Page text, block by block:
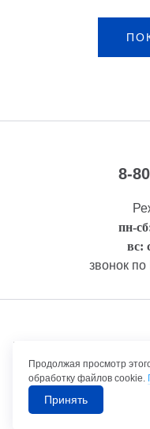
8-
пн-
вс:
звонок
Правовая
©1992-2026
Продолжая просмотр
обработку файлов cookie.
Принять